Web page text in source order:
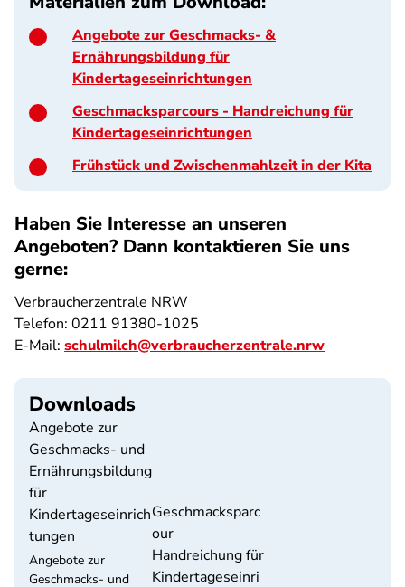
Angebote zur Geschmacks- &
Ernährungsbildung für
Kindertageseinrichtungen
Geschmacksparcours - Handreichung für
Kindertageseinrichtungen
Frühstück und Zwischenmahlzeit in der Kita
Haben Sie Interesse an unseren
Angeboten? Dann kontaktieren Sie uns
gerne:
Verbraucherzentrale NRW
Telefon: 0211 91380-1025
E-Mail: schulmilch@verbraucherzentrale.nrw
Downloads
Angebote zur
Geschmacks- und
Ernährungsbildung
für
Kindertageseinrich
tungen
Angebote zur
Geschmacks- und
Geschmacksparc
our
Handreichung für
Kindertageseinri